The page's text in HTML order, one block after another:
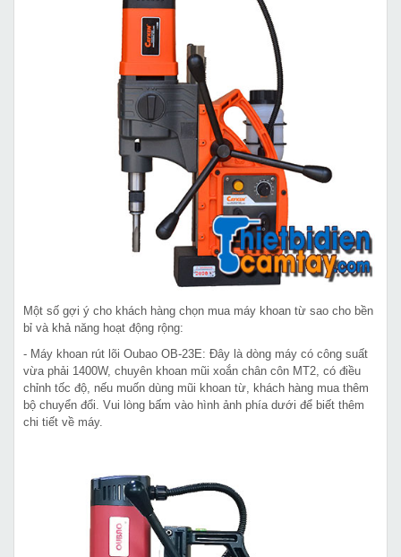
Một số gợi ý cho khách hàng chọn mua máy khoan từ sao cho bền
bỉ và khả năng hoạt động rộng:
- Máy khoan rút lõi Oubao OB-23E: Đây là dòng máy có công suất
vừa phải 1400W, chuyên khoan mũi xoắn chân côn MT2, có điều
chỉnh tốc độ, nếu muốn dùng mũi khoan từ, khách hàng mua thêm
bộ chuyển đổi. Vui lòng bấm vào hình ảnh phía dưới để biết thêm
chi tiết về máy.